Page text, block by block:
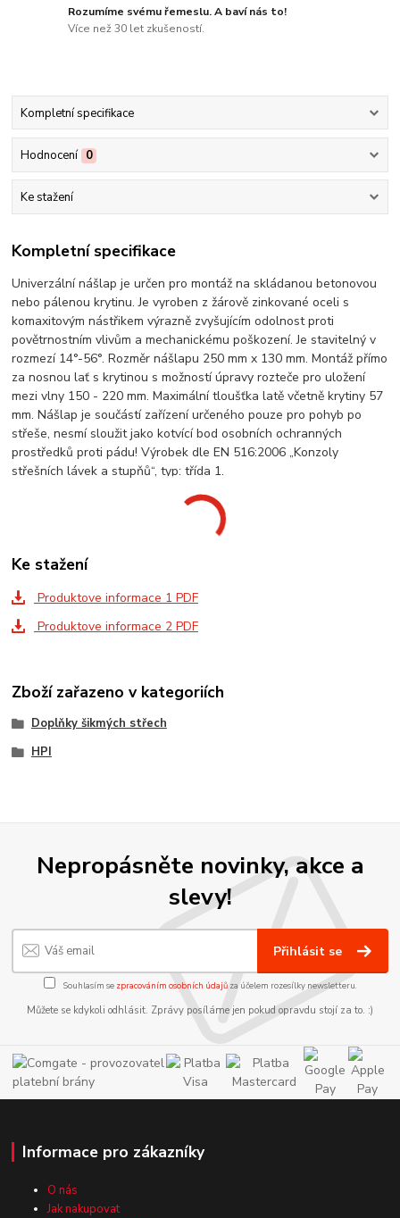
Rozumíme svému řemeslu. A baví nás to!
Více než 30 let zkušeností.
Kompletní specifikace
Hodnocení 0
Ke stažení
Kompletní specifikace
Univerzální nášlap je určen pro montáž na skládanou betonovou
nebo pálenou krytinu. Je vyroben z žárově zinkované oceli s
komaxitovým nástřikem výrazně zvyšujícím odolnost proti
povětrnostním vlivům a mechanickému poškození. Je stavitelný v
rozmezí 14°-56°. Rozměr nášlapu 250 mm x 130 mm. Montáž přímo
za nosnou lať s krytinou s možností úpravy rozteče pro uložení
mezi vlny 150 - 220 mm. Maximální tloušťka latě včetně krytiny 57
mm. Nášlap je součástí zařízení určeného pouze pro pohyb po
střeše, nesmí sloužit jako kotvící bod osobních ochranných
prostředků proti pádu! Výrobek dle EN 516:2006 „Konzoly
střešních lávek a stupňů“, typ: třída 1.
Ke stažení
Produktove informace 1 PDF
Produktove informace 2 PDF
Zboží zařazeno v kategoriích
Doplňky šikmých střech
HPI
Nepropásněte novinky, akce a
slevy!
Přihlásit se
Souhlasím se zpracováním osobních údajůza účelem rozesílky newsletteru.
Můžete se kdykoli odhlásit. Zprávy posíláme jen pokud opravdu stojí za to. :)
Informace pro zákazníky
O nás
Jak nakupovat